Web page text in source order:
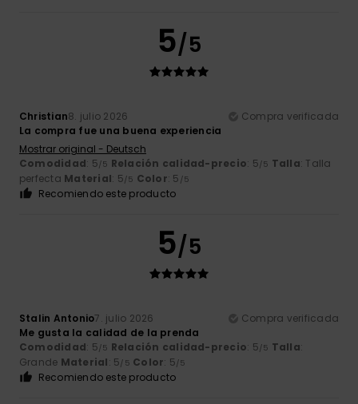
5/5
Christian8. julio 2026
Compra verificada
La compra fue una buena experiencia
Mostrar original - Deutsch
Comodidad: 5/5 Relación calidad-precio: 5/5 Talla: Talla
perfecta Material: 5/5 Color: 5 /5
Recomiendo este producto
5/5
Stalin Antonio7. julio 2026
Compra verificada
Me gusta la calidad de la prenda
Comodidad: 5/5 Relación calidad-precio: 5/5 Talla:
Grande Material: 5/5 Color: 5/5
Recomiendo este producto